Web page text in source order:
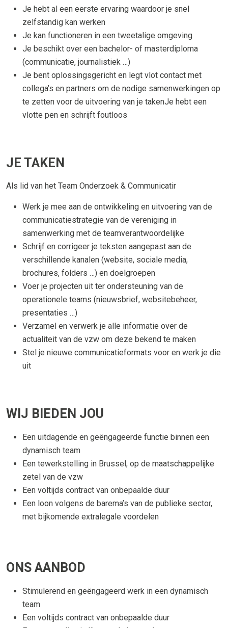
Je hebt al een eerste ervaring waardoor je snel
zelfstandig kan werken
Je kan functioneren in een tweetalige omgeving
Je beschikt over een bachelor- of masterdiploma
(communicatie, journalistiek …)
Je bent oplossingsgericht en legt vlot contact met
collega’s en partners om de nodige samenwerkingen op
te zetten voor de uitvoering van je takenJe hebt een
vlotte pen en schrijft foutloos
JE TAKEN
Als lid van het Team Onderzoek & Communicatir
Werk je mee aan de ontwikkeling en uitvoering van de
communicatiestrategie van de vereniging in
samenwerking met de teamverantwoordelijke
Schrijf en corrigeer je teksten aangepast aan de
verschillende kanalen (website, sociale media,
brochures, folders …) en doelgroepen
Voer je projecten uit ter ondersteuning van de
operationele teams (nieuwsbrief, websitebeheer,
presentaties …)
Verzamel en verwerk je alle informatie over de
actualiteit van de vzw om deze bekend te maken
Stel je nieuwe communicatieformats voor en werk je die
uit
WIJ BIEDEN JOU
Een uitdagende en geëngageerde functie binnen een
dynamisch team
Een tewerkstelling in Brussel, op de maatschappelijke
zetel van de vzw
Een voltijds contract van onbepaalde duur
Een loon volgens de barema’s van de publieke sector,
met bijkomende extralegale voordelen
ONS AANBOD
Stimulerend en geëngageerd werk in een dynamisch
team
Een voltijds contract van onbepaalde duur